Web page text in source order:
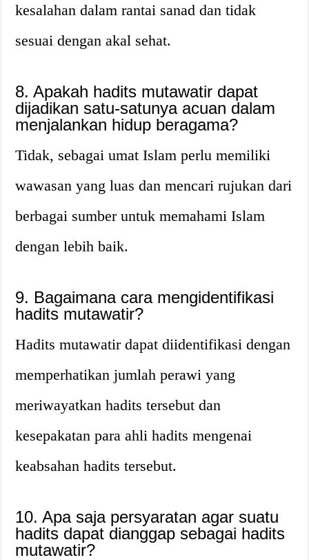
kesalahan dalam rantai sanad dan tidak
sesuai dengan akal sehat.
8. Apakah hadits mutawatir dapat
dijadikan satu-satunya acuan dalam
menjalankan hidup beragama?
Tidak, sebagai umat Islam perlu memiliki
wawasan yang luas dan mencari rujukan dari
berbagai sumber untuk memahami Islam
dengan lebih baik.
9. Bagaimana cara mengidentifikasi
hadits mutawatir?
Hadits mutawatir dapat diidentifikasi dengan
memperhatikan jumlah perawi yang
meriwayatkan hadits tersebut dan
kesepakatan para ahli hadits mengenai
keabsahan hadits tersebut.
10. Apa saja persyaratan agar suatu
hadits dapat dianggap sebagai hadits
mutawatir?